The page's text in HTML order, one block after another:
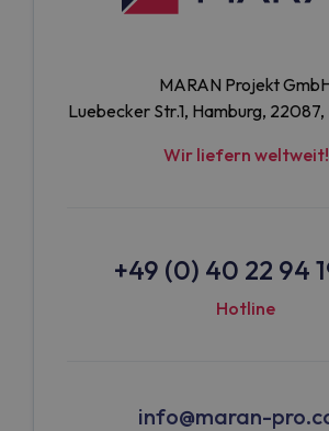
MARAN Projekt
Luebecker Str.1, Hamburg,
Wir liefern weltweit!
+49 (0) 40 22 94
Hotline
info@maran-